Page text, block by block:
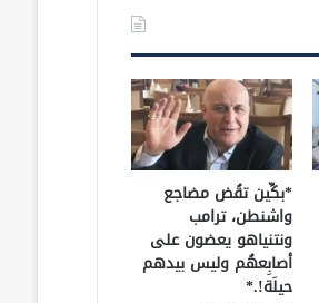
*بكِّين تقُض مضاجع
واشنطن، ترامب
ونتنياهو يعضون على
أصابِعهُم وليس بيدهم
حيلَة!.*